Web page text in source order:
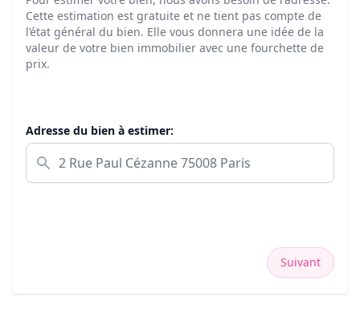
Cette estimation est gratuite et ne tient pas compte de
l’état général du bien. Elle vous donnera une idée de la
valeur de votre bien immobilier avec une fourchette de
prix.
Adresse du bien à estimer:
Suivant